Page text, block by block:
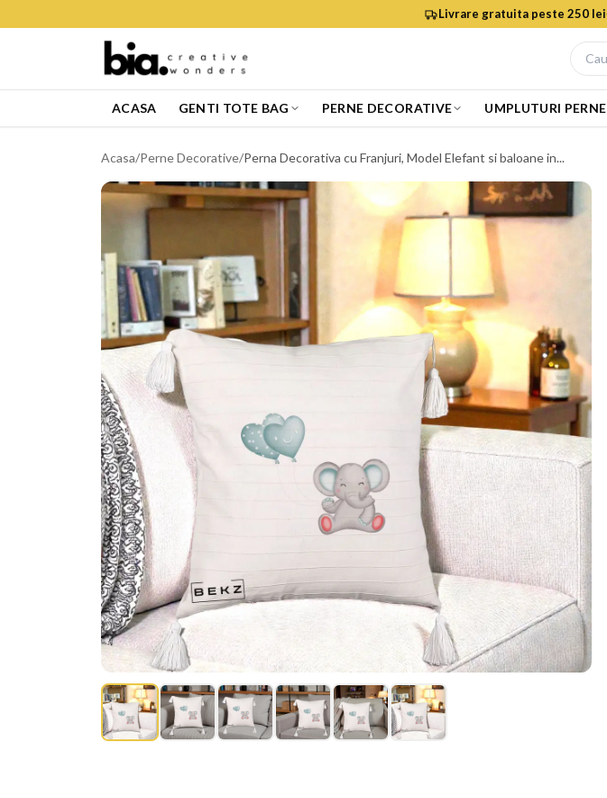
Livrare gratuita peste 250 lei
ACASA GENTI TOTE BAG PERNE DECORATIVE UMPLUTURI PERNE
Acasa/Perne Decorative/Perna Decorativa cu Franjuri, Model Elefant si baloane in...